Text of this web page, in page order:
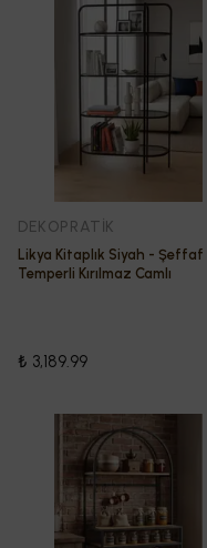
DEKOPRATİK
Likya Kitaplık Siyah - Şeffaf
Temperli Kırılmaz Camlı
₺ 3,189.99